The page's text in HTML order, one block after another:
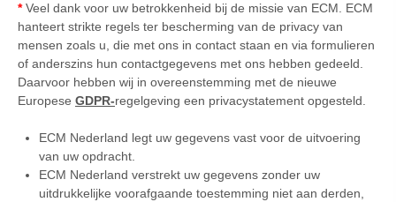
*Veel dank voor uw betrokkenheid bij de missie van ECM. ECM
hanteert strikte regels ter bescherming van de privacy van
mensen zoals u, die met ons in contact staan en via formulieren
of anderszins hun contactgegevens met ons hebben gedeeld.
Daarvoor hebben wij in overeenstemming met de nieuwe
Europese GDPR-regelgeving een privacystatement opgesteld.
ECM Nederland legt uw gegevens vast voor de uitvoering
van uw opdracht.
ECM Nederland verstrekt uw gegevens zonder uw
uitdrukkelijke voorafgaande toestemming niet aan derden,